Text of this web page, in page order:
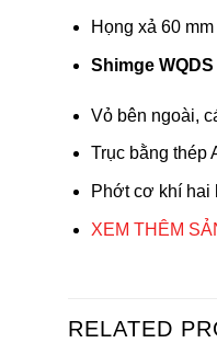
Họng xả 60 mm
Shimge
Vỏ bên ngoài,
Trục bằng thép
Phớt cơ khí hai
XEM THÊM
RELATED